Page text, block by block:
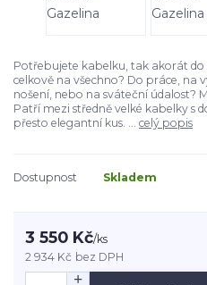
Potřebujete kabelku, tak akorát
celkově na všechno? Do práce, na
nošení, nebo na sváteční údalost?
Patří mezi středně velké kabelky s
přesto elegantní kus. ... celý popis
Dostupnost Skladem
3 550 Kč/ks
2 934 Kč bez DPH